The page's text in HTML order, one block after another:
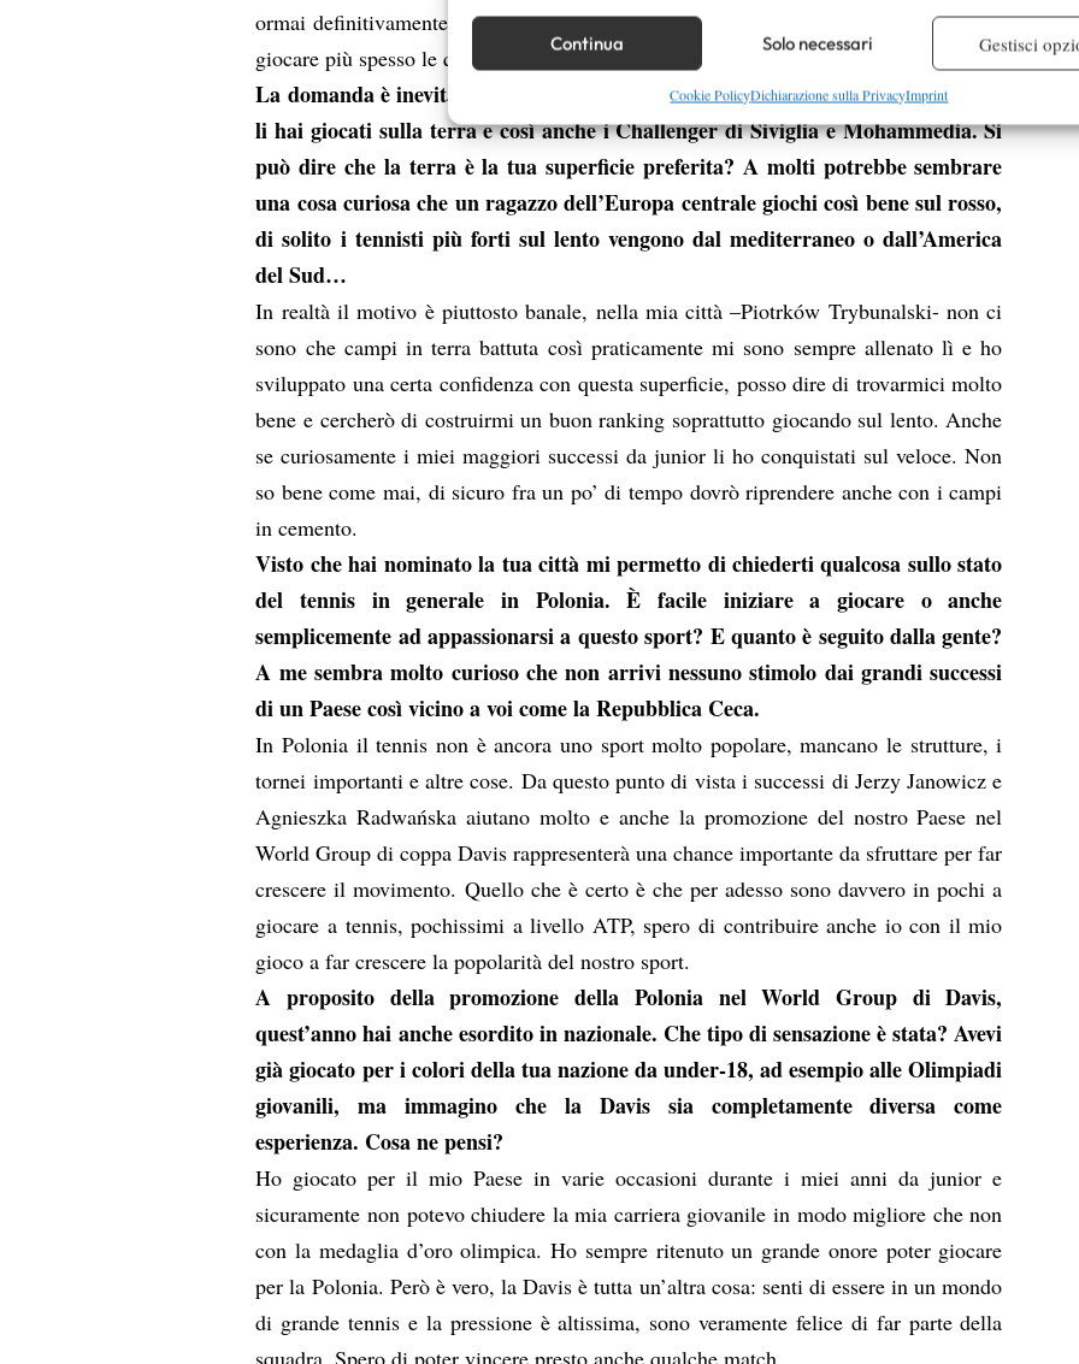
Identificare i dispositivi in base alle informazioni trasmesse automaticamente.
Garantire la sicurezza, prevenire e rilevare frodi, correggere errori,
Erogare e presentare pubblicità e contenuto, Salvare e comunicare le
scelte sulla privacy.
Continua Solo necessari Gestisci
Cookie PolicyDichiarazione sulla PrivacyImprint
ormai definitivamente il livello da torneo Challenger. Se continua così punto presto a
giocare più spesso le qualificazioni per tornei ATP.
La domanda è inevitabile, i tuoi quattro tornei Futures vinti tra il 2014 e il 2015
li hai giocati sulla terra e così anche i Challenger di Siviglia e Mohammedia. Si
può dire che la terra è la tua superficie preferita? A molti potrebbe sembrare
una cosa curiosa che un ragazzo dell’Europa centrale giochi così bene sul rosso,
di solito i tennisti più forti sul lento vengono dal mediterraneo o dall’America
del Sud…
In realtà il motivo è piuttosto banale, nella mia città –Piotrków Trybunalski- non ci
sono che campi in terra battuta così praticamente mi sono sempre allenato lì e ho
sviluppato una certa confidenza con questa superficie, posso dire di trovarmici molto
bene e cercherò di costruirmi un buon ranking soprattutto giocando sul lento. Anche
se curiosamente i miei maggiori successi da junior li ho conquistati sul veloce. Non
so bene come mai, di sicuro fra un po’ di tempo dovrò riprendere anche con i campi
in cemento.
Visto che hai nominato la tua città mi permetto di chiederti qualcosa sullo stato
del tennis in generale in Polonia. È facile iniziare a giocare o anche
semplicemente ad appassionarsi a questo sport? E quanto è seguito dalla gente?
A me sembra molto curioso che non arrivi nessuno stimolo dai grandi successi
di un Paese così vicino a voi come la Repubblica Ceca.
In Polonia il tennis non è ancora uno sport molto popolare, mancano le strutture, i
tornei importanti e altre cose. Da questo punto di vista i successi di Jerzy Janowicz e
Agnieszka Radwańska aiutano molto e anche la promozione del nostro Paese nel
World Group di coppa Davis rappresenterà una chance importante da sfruttare per far
crescere il movimento. Quello che è certo è che per adesso sono davvero in pochi a
giocare a tennis, pochissimi a livello ATP, spero di contribuire anche io con il mio
gioco a far crescere la popolarità del nostro sport.
A proposito della promozione della Polonia nel World Group di Davis,
quest’anno hai anche esordito in nazionale. Che tipo di sensazione è stata? Avevi
già giocato per i colori della tua nazione da under-18, ad esempio alle Olimpiadi
giovanili, ma immagino che la Davis sia completamente diversa come
esperienza. Cosa ne pensi?
Ho giocato per il mio Paese in varie occasioni durante i miei anni da junior e
sicuramente non potevo chiudere la mia carriera giovanile in modo migliore che non
con la medaglia d’oro olimpica. Ho sempre ritenuto un grande onore poter giocare
per la Polonia. Però è vero, la Davis è tutta un’altra cosa: senti di essere in un mondo
di grande tennis e la pressione è altissima, sono veramente felice di far parte della
squadra. Spero di poter vincere presto anche qualche match.